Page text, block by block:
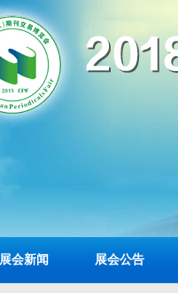
展会新闻 展会公告